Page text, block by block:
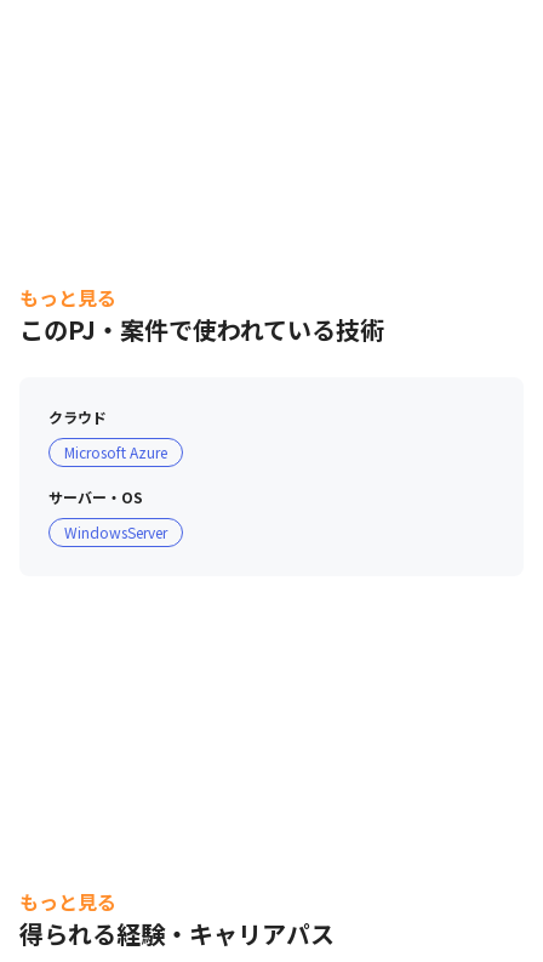
もっと見る
このPJ・案件で使われている技術
クラウド
Microsoft Azure
サーバー・OS
WindowsServer
もっと見る
得られる経験・キャリアパス